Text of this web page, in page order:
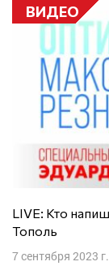
ВИДЕО
LIVE: Кто напишет сценарий будущего? | Эдуард
Тополь
7 сентября 2023 г.